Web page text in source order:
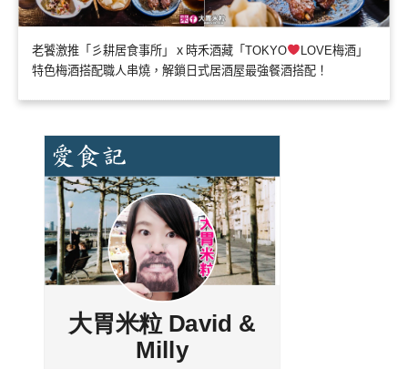
老饕激推「彡耕居食事所」ｘ時禾酒藏「TOKYO
LOVE梅酒」
特色梅酒搭配職人串燒，解鎖日式居酒屋最強餐酒搭配！